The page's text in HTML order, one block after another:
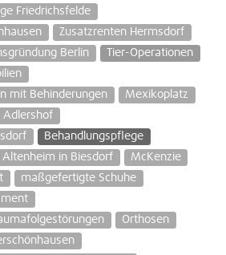
Friedrichsfelde
Zusatzrenten Hermsdorf
Berlin
Tier-Operationen
mit Behinderungen
Mexikoplatz
Adlershof
Behandlungspflege
Altenheim in Biesdorf
McKenzie
maßgefertigte Schuhe
Orthosen